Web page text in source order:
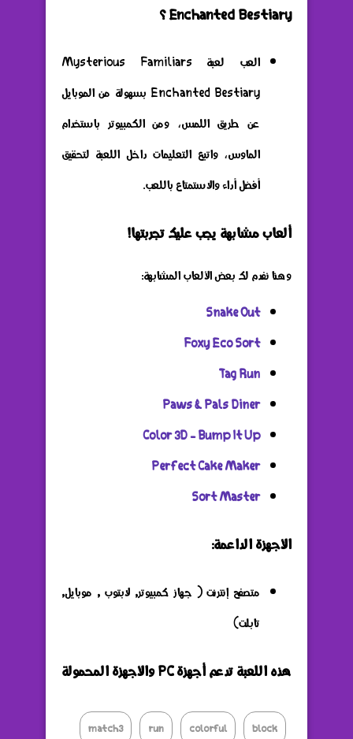
Enchanted Bestiary ؟
العب لعبة Mysterious Familiars
Enchanted Bestiary بسهولة من الموبايل
عن طريق اللمس، ومن الكمبيوتر باستخدام
الماوس، واتبع التعليمات داخل اللعبة لتحقيق
أفضل أداء والاستمتاع باللعب.
ألعاب مشابهة يجب عليك تجربتها!
وهنا نفدم لك بعض الألعاب المشابهة:
Snake Out
Foxy Eco Sort
Tag Run
Paws & Pals Diner
Color 3D - Bump It Up
Perfect Cake Maker
Sort Master
الأجهزة الداعمة:
متصفح إنترنت ( جهاز كمبيوتر, لابتوب , موبايل,
تابلت)
هذه اللعبة تدعم أجهزة PC والأجهزة المحمولة
block
colorful
run
match3